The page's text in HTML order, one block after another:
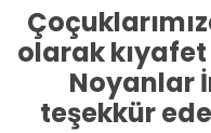
olarak
Noyanlar
teşekkür